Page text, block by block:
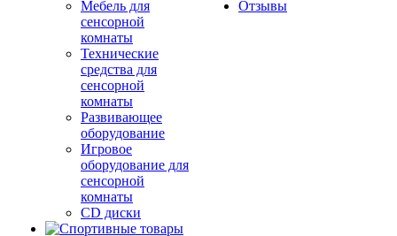
Мебель для
сенсорной
комнаты
Технические
средства для
сенсорной
комнаты
Развивающее
оборудование
Игровое
оборудование для
сенсорной
комнаты
CD диски
Отзывы